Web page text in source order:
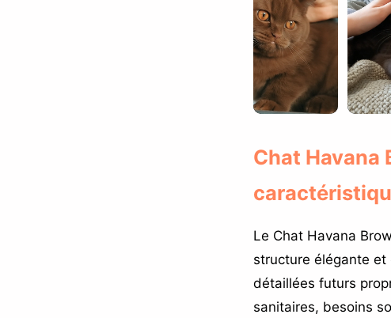
Chat Havana
Le Chat Havana
structure élégante
détaillées futurs
sanitaires, besoins